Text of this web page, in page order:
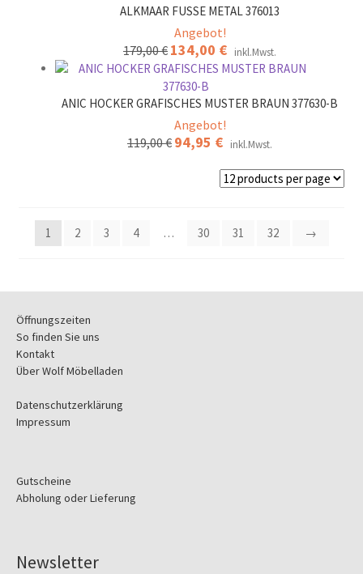
war:
349,00 €
ist:
ALKMAAR FUSSE METAL 376013
Angebot!
179,00€ Ursprünglicher
Preis
war:
179,00 €
134,00 €Aktueller
Preis
134,00 €.
inkl.Mwst.
ANIC HOCKER GRAFISCHES MUSTER BRAUN 377630-B
Angebot!
119,00€ Ursprünglicher
94,95 €Aktueller
ist:
inkl.Mwst.
1 2 3 4 … 30 31 32 →
Öffnungszeiten
So finden Sie uns
Kontakt
Über Wolf Möbelladen
Datenschutzerklärung
Impressum
Gutscheine
Abholung oder Lieferung
Newsletter